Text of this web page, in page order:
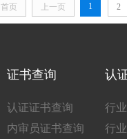
期：一般1-2个月，视企
审到期提醒：提前2个月
行再认证。了解这一费
免仅关注初次报价而忽
其损失将远超初始节省的
全套职业病专项体检，
等有机溶剂。工厂为了
查，普通体检不予认可
久才重新审核。 再比如
职时没有做粉尘作业的
首页 上一页 1 2
证书查询
认证证书查询
内审员证书查询
认
行
行